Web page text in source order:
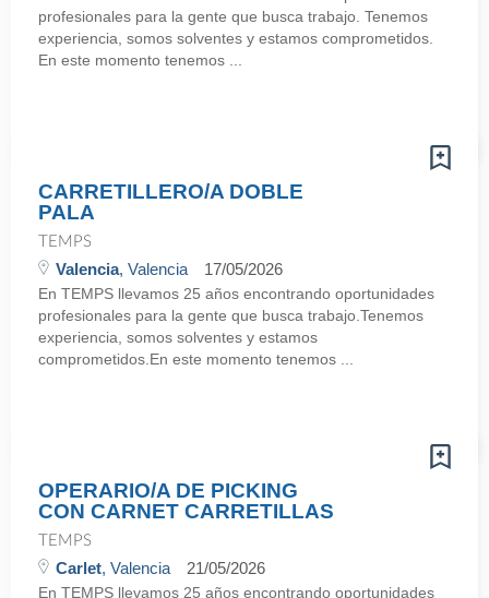
profesionales para la gente que busca trabajo. Tenemos
experiencia, somos solventes y estamos comprometidos.
En este momento tenemos ...
CARRETILLERO/A DOBLE
PALA
TEMPS
Valencia, Valencia 17/05/2026
En TEMPS llevamos 25 años encontrando oportunidades
profesionales para la gente que busca trabajo.Tenemos
experiencia, somos solventes y estamos
comprometidos.En este momento tenemos ...
OPERARIO/A DE PICKING
CON CARNET CARRETILLAS
TEMPS
Carlet, Valencia 21/05/2026
En TEMPS llevamos 25 años encontrando oportunidades